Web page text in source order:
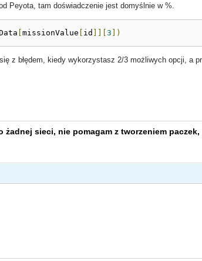
Peyota, tam doświadczenie jest domyślnie w %.
[missionValue [ id ]][3 ])
z błędem, kiedy wykorzystasz 2/3 możliwych opcji, a
żadnej sieci, nie pomagam z tworzeniem